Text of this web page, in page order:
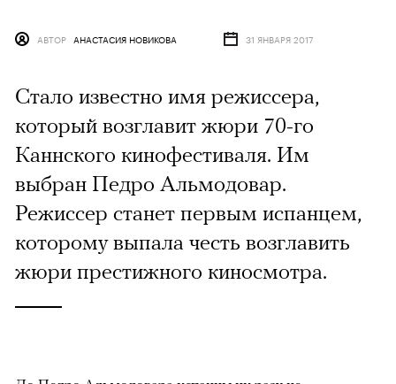
АВТОР АНАСТАСИЯ НОВИКОВА 31 ЯНВАРЯ 2017
Стало известно имя режиссера,
который возглавит жюри 70-го
Каннского кинофестиваля. Им
выбран Педро Альмодовар.
Режиссер станет первым испанцем,
которому выпала честь возглавить
жюри престижного киносмотра.